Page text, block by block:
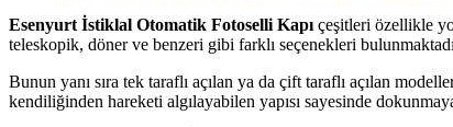
Esenyurt İstiklal Otomatik Fotoselli Kapı çeşitleri özellikle
teleskopik, döner ve benzeri gibi farklı seçenekleri
Bunun yanı sıra tek taraflı açılan ya da çift taraflı açılan
kendiliğinden hareketi algılayabilen yapısı sayesinde